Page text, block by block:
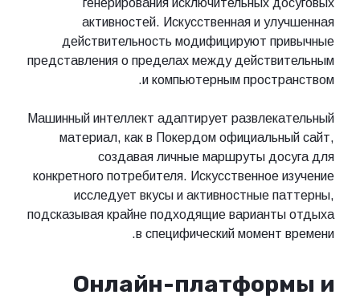
генерирования исключительных
активностей. Искусственная и
действительность модифицируют
представления о пределах между
и компьютерным
Машинный интеллект адаптирует
материал, как в Покердом
создавая личные маршруты
конкретного потребителя. Искусственное
исследует вкусы и активностные
подсказывая крайне подходящие
в специфический момент
Онлайн-